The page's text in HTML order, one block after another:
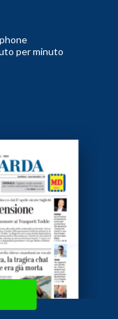
per minuto